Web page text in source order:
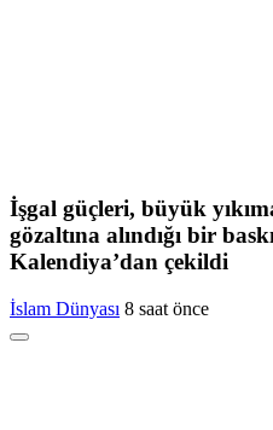
İşgal güçleri, büyük
gözaltına alındığı bir
Kalendiya’dan çekildi
İslam Dünyası 8 saat önce